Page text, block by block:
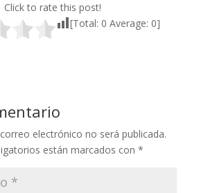
Click to rate this post!
[Total: 0 Average: 0]
electrónico no será publicada.
están marcados con *